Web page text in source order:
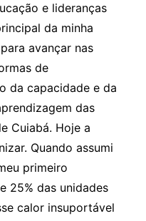
e lideranças
da minha
avançar nas
de
da capacidade e da
das
Cuiabá. Hoje a
Quando assumi
primeiro
25% das unidades
calor insuportável